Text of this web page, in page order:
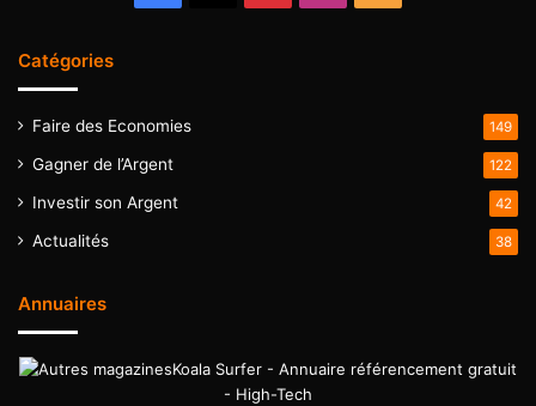
Catégories
Faire des Economies 149
Gagner de l’Argent 122
Investir son Argent 42
Actualités 38
Annuaires
Koala Surfer - Annuaire référencement gratuit
- High-Tech